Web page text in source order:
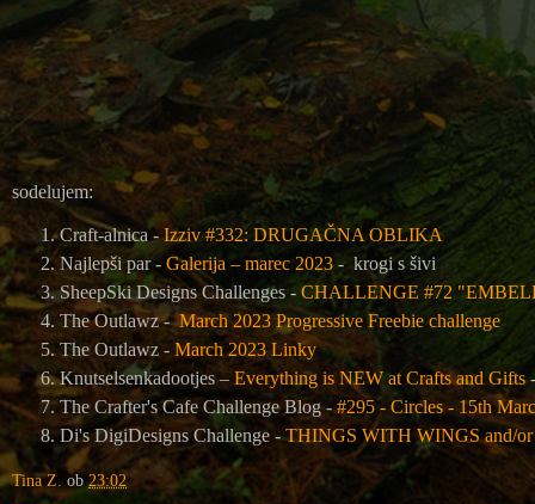
sodelujem:
Craft-alnica -Izziv #332: DRUGAČNA OBLIKA
Najlepši par - Galerija – marec 2023 - krogi s šivi
SheepSki Designs Challenges - CHALLENGE #72
The Outlawz -March 2023 Progressive Freebie challenge
The Outlawz - March 2023 Linky
Knutselsenkadootjes – Everything is NEW at Crafts and Gifts
The Crafter's Cafe Challenge Blog-#295 - Circles - 15th
Di's DigiDesigns Challenge -THINGS WITH WINGS and/
Tina Z. ob23:02